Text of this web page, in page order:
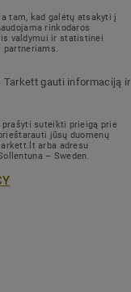
tam, kad galėtų atsakyti į
rinkodaros
valdymui ir statistinei
partneriams.
gauti informaciją ir
suteikti prieigą prie
jūsų duomenų
arba adresu
– Sweden.